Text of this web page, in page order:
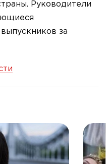
Руководители
за